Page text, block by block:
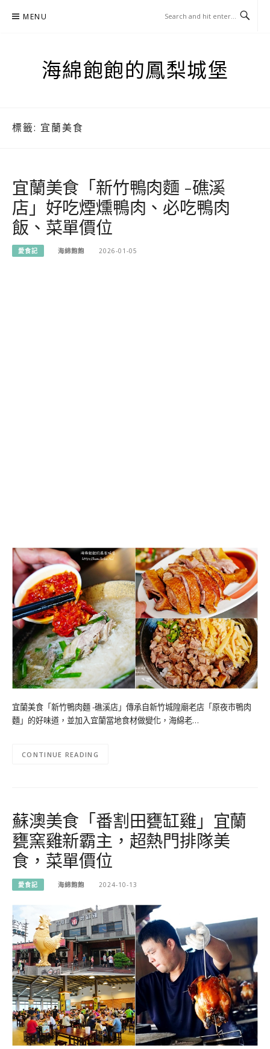
MENU
海綿飽飽的鳳梨城堡
標籤: 宜蘭美食
宜蘭美食「新竹鴨肉麵 -礁溪
店」好吃煙燻鴨肉、必吃鴨肉
飯、菜單價位
愛食記 海綿飽飽 2026-01-05
宜蘭美食「新竹鴨肉麵 -礁溪店」傳承自新竹城隍廟老店「原夜市鴨肉
麵」的好味道，並加入宜蘭當地食材做變化，海綿老…
CONTINUE READING
蘇澳美食「番割田甕缸雞」宜蘭
甕窯雞新霸主，超熱門排隊美
食，菜單價位
愛食記 海綿飽飽 2024-10-13